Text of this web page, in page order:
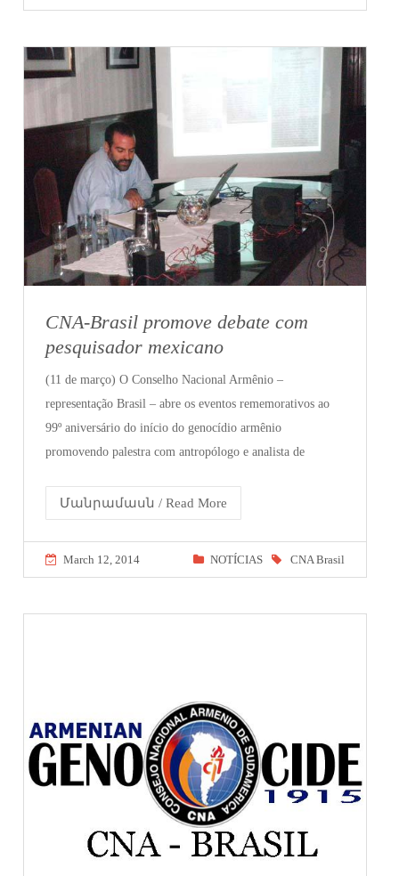
CNA-Brasil promove debate com
pesquisador mexicano
(11 de março) O Conselho Nacional Armênio –
representação Brasil – abre os eventos rememorativos ao
99º aniversário do início do genocídio armênio
promovendo palestra com antropólogo e analista de
Մանրամասն / Read More
March 12, 2014 NOTÍCIAS CNA Brasil